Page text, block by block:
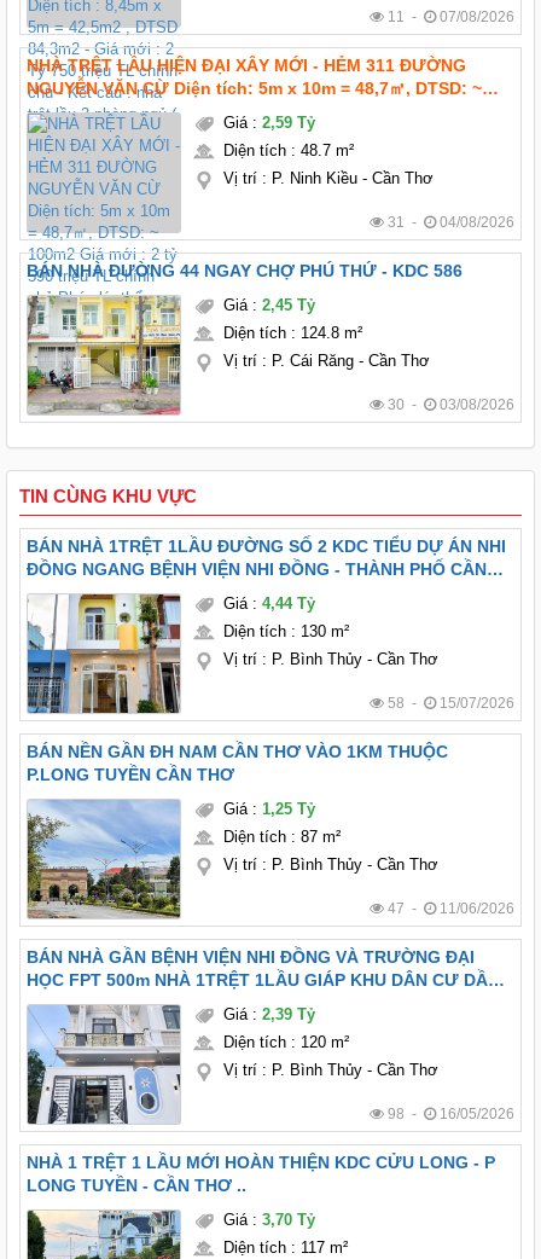
11 - 07/08/2026
NHÀ TRỆT LẦU HIỆN ĐẠI XÂY MỚI - HẺM 311 ĐƯỜNG
NGUYỄN VĂN CỪ Diện tích: 5m x 10m = 48,7㎡, DTSD: ~
100m2 Giá mới : 2 tỷ 590 triệu TL chính chủ Pháp lý: thổ
cư hoàn công Hướng: Tây bắc
Giá: 2,59 Tỷ
Diện tích: 48.7 m²
Vị trí: P. Ninh Kiều - Cần Thơ
31 - 04/08/2026
BÁN NHÀ ĐƯỜNG 44 NGAY CHỢ PHÚ THỨ - KDC 586
Giá: 2,45 Tỷ
Diện tích: 124.8 m²
Vị trí: P. Cái Răng - Cần Thơ
30 - 03/08/2026
TIN CÙNG KHU VỰC
BÁN NHÀ 1TRỆT 1LẦU ĐƯỜNG SỐ 2 KDC TIỂU DỰ ÁN NHI
ĐỒNG NGANG BỆNH VIỆN NHI ĐỒNG - THÀNH PHỐ CẦN
THƠ.
Giá: 4,44 Tỷ
Diện tích: 130 m²
Vị trí: P. Bình Thủy - Cần Thơ
58 - 15/07/2026
BÁN NỀN GẦN ĐH NAM CẦN THƠ VÀO 1KM THUỘC
P.LONG TUYỀN CẦN THƠ
Giá: 1,25 Tỷ
Diện tích: 87 m²
Vị trí: P. Bình Thủy - Cần Thơ
47 - 11/06/2026
BÁN NHÀ GẦN BỆNH VIỆN NHI ĐỒNG VÀ TRƯỜNG ĐẠI
HỌC FPT 500m NHÀ 1TRỆT 1LẦU GIÁP KHU DÂN CƯ DẦU
KHÍ, PHƯỜNG LONG TUYỀN, TP. CẦN THƠ
Giá: 2,39 Tỷ
Diện tích: 120 m²
Vị trí: P. Bình Thủy - Cần Thơ
98 - 16/05/2026
NHÀ 1 TRỆT 1 LẦU MỚI HOÀN THIỆN KDC CỬU LONG - P
LONG TUYỀN - CẦN THƠ ..
Giá: 3,70 Tỷ
Diện tích: 117 m²